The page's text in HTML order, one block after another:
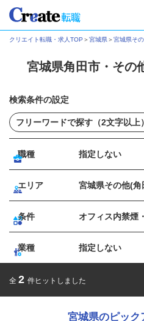
クリエイト転職・求人TOP ＞宮城県＞宮城県そ
宮城県角田市・その
検索条件の設定
職種 指定しない
エリア 宮城県その他(角
条件 オフィス内禁煙
業種 指定しない
全 2 件ヒットしました
宮城県のピック